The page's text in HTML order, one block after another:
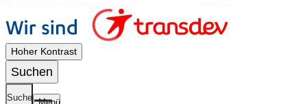
Hoher Kontrast
Suchen
Suche